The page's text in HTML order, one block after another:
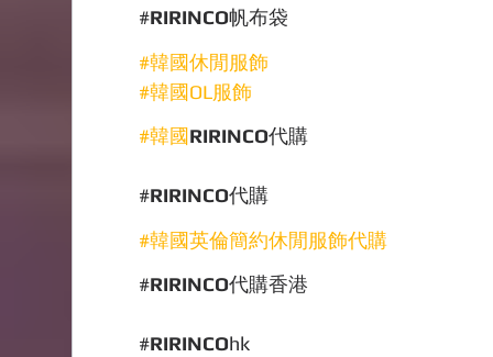
#RIRINCO帆布袋
#韓國休閒服飾
#韓國OL服飾
#韓國RIRINCO代購
#RIRINCO代購
#韓國英倫簡約休閒服飾代購
#RIRINCO代購香港
#RIRINCOhk